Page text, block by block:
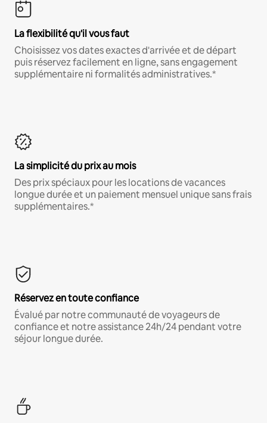
La flexibilité qu'il vous faut
Choisissez vos dates exactes d'arrivée et de départ
puis réservez facilement en ligne, sans engagement
supplémentaire ni formalités administratives.*
La simplicité du prix au mois
Des prix spéciaux pour les locations de vacances
longue durée et un paiement mensuel unique sans frais
supplémentaires.*
Réservez en toute confiance
Évalué par notre communauté de voyageurs de
confiance et notre assistance 24h/24 pendant votre
séjour longue durée.